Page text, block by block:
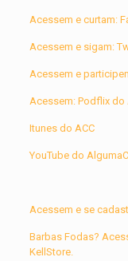
Acessem e curtam:
Acessem e sigam:
Acessem e
Acessem: Podflix do
Itunes do ACC
YouTube do
Acessem e se
Barbas Fodas?
KellStore.